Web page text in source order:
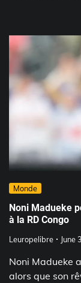
Monde
Noni Madueke
à la RD Congo
Leuropelibre June
Noni Madueke
alors que son